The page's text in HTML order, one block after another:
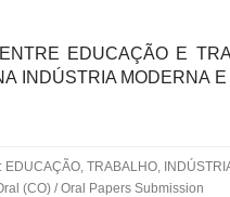
EDUCAÇÃO E
INDÚSTRIA MODERNA
EDUCAÇÃO, TRABALHO,
(CO) / Oral Papers Submission